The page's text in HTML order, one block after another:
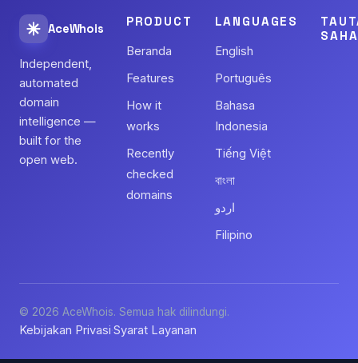
AceWhois
Independent,
automated
domain
intelligence —
built for the
open web.
PRODUCT
Beranda
Features
How it
works
Recently
checked
domains
LANGUAGES
English
Português
Bahasa
Indonesia
Tiếng Việt
বাংলা
اردو
Filipino
© 2026 AceWhois. Semua hak dilindungi.
Kebijakan Privasi·Syarat Layanan